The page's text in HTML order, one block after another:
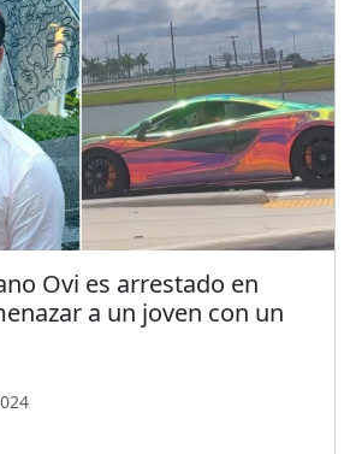
Ovi es arrestado en
a un joven con un